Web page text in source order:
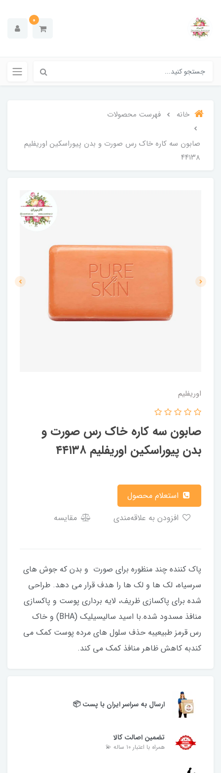
0
خانه فهرست محصولات
صابون سه کاره خاک رس صورت و بدن پیوراسکین اوریفلیم
۴۴۱۳۸
اوریفلیم
صابون سه کاره خاک رس صورت و
بدن پیوراسکین اوریفلیم ۴۴۱۳۸
مقایسه
پاک کننده چند منظوره برای صورت و بدن که جوش های
سرسیاه، لک ها و لک ها را هدف قرار می دهد. طراحی
شده برای پاکسازی ظریف، لایه برداری پوست و پاکسازی
منافذ مسدود شده.با اسید سالیسیلیک (BHA) و خاک
رس قرمز طبیعیبه حذف سلول های مرده پوست کمک می
کندبه کاهش ظاهر منافذ کمک می کند.
ارسال به سراسر ایران با پست 📦
تضمین اصالت کالا
همراه با اعتبار ۱۰ ساله 💫